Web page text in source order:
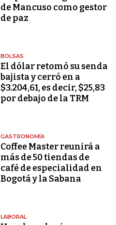
de Mancuso como gestor
de paz
BOLSAS
El dólar retomó su senda
bajista y cerró en a
$3.204,61, es decir, $25,83
por debajo de la TRM
GASTRONOMÍA
Coffee Master reunirá a
más de 50 tiendas de
café de especialidad en
Bogotá y la Sabana
LABORAL